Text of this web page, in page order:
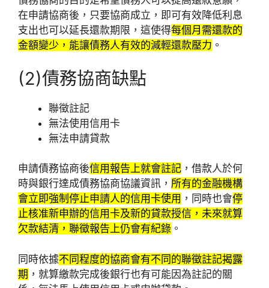
在申請協商後，只要協商成立，即可有效降低利息
支出也可以延長還款期限，這使得每個月需還款的
金額變少，能讓債務人有效的減輕還款壓力 。
(2)債務協商缺點
聯徵註記
無法使用信用卡
無法申請貸款
申請債務協商後信用報告上就會註記 ，借款人於何
時與銀行達成債務協商協議資訊， 所有的金融機構
會立即強制停止申請人的信用卡使用 ，同時也會停
止核准新申辦的信用卡及新的貸款授信，未來就算
欠款結清，聯徵報告上仍會有紀錄 。
同時依據不同程度的協商會有不同的聯徵註記揭露
期 ，就算繳款完成後銀行也有可能因為註記的關